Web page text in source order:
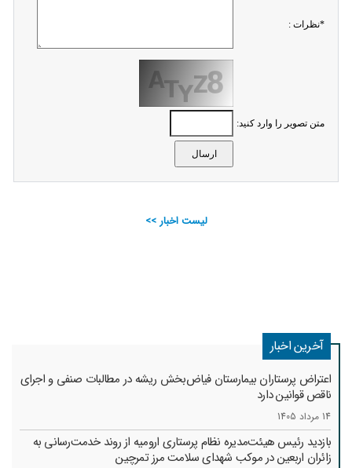
*نظرات :
متن تصویر را وارد کنید:
لیست اخبار >>
آخرین اخبار
اعتراض پرستاران بیمارستان فیاض‌بخش ریشه در مطالبات صنفی و اجرای
ناقص قوانین دارد
14 مرداد 1405
بازدید رئیس هیئت‌مدیره نظام پرستاری ارومیه از روند خدمت‌رسانی به
زائران اربعین در موکب شهدای سلامت مرز تمرچین